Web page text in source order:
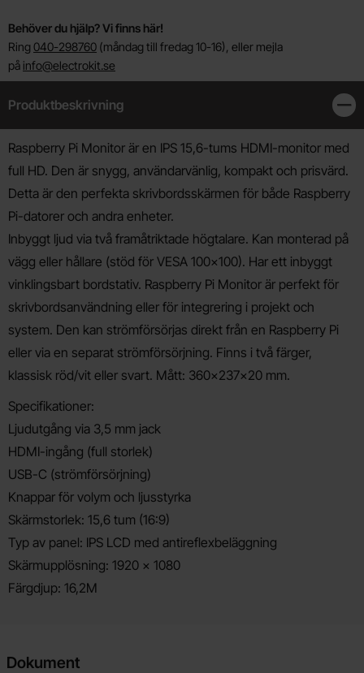
Behöver du hjälp? Vi finns här!
Ring 040-298760 (måndag till fredag 10-16), eller mejla
på info@electrokit.se
Produktbeskrivning
Produktbeskrivning
Raspberry Pi Monitor är en IPS 15,6-tums HDMI-monitor med
full HD. Den är snygg, användarvänlig, kompakt och prisvärd.
Detta är den perfekta skrivbordsskärmen för både Raspberry
Pi-datorer och andra enheter.
Inbyggt ljud via två framåtriktade högtalare. Kan monterad på
vägg eller hållare (stöd för VESA 100x100). Har ett inbyggt
vinklingsbart bordstativ. Raspberry Pi Monitor är perfekt för
skrivbordsanvändning eller för integrering i projekt och
system. Den kan strömförsörjas direkt från en Raspberry Pi
eller via en separat strömförsörjning. Finns i två färger,
klassisk röd/vit eller svart. Mått: 360x237x20 mm.
Specifikationer:
Ljudutgång via 3,5 mm jack
HDMI-ingång (full storlek)
USB-C (strömförsörjning)
Knappar för volym och ljusstyrka
Skärmstorlek: 15,6 tum (16:9)
Typ av panel: IPS LCD med antireflexbeläggning
Skärmupplösning: 1920 × 1080
Färgdjup: 16,2M
Dokument